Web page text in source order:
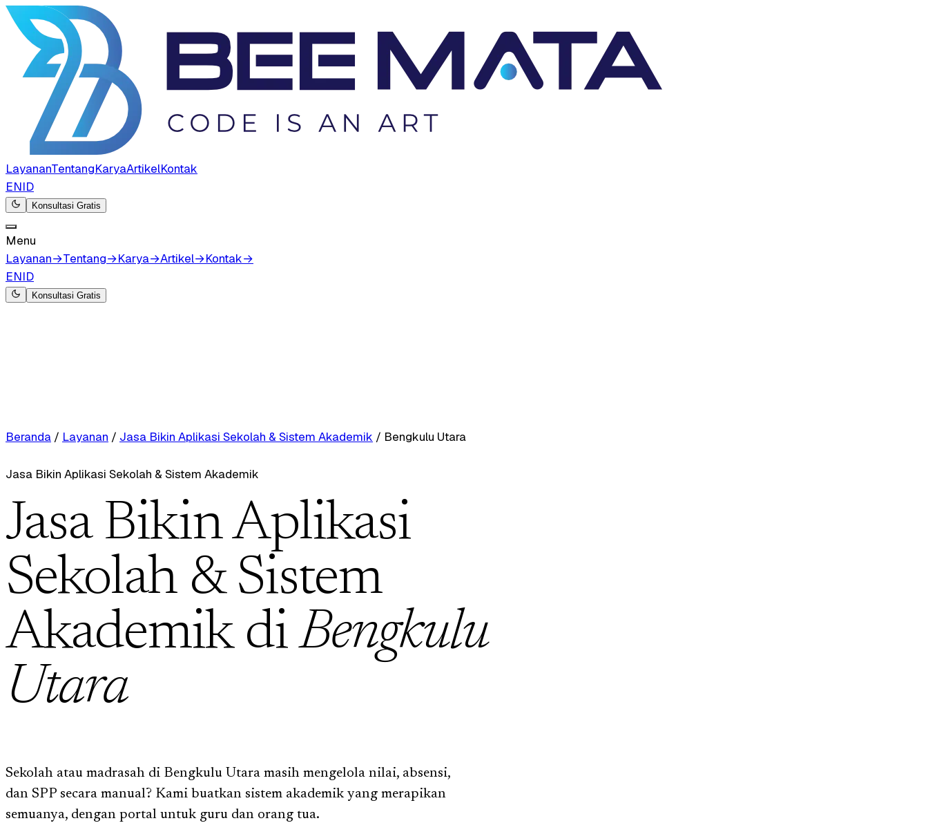
LayananTentangKaryaArtikelKontak
ENID
Konsultasi Gratis
Menu
Layanan→Tentang→Karya→Artikel→Kontak→
ENID
Konsultasi Gratis
Beranda / Layanan / Jasa Bikin Aplikasi Sekolah & Sistem Akademik / Bengkulu Utara
Jasa Bikin Aplikasi Sekolah & Sistem Akademik
Jasa Bikin Aplikasi
Sekolah & Sistem
Akademik diBengkulu
Utara
Sekolah atau madrasah di Bengkulu Utara masih mengelola nilai, absensi,
dan SPP secara manual? Kami buatkan sistem akademik yang merapikan
semuanya, dengan portal untuk guru dan orang tua.